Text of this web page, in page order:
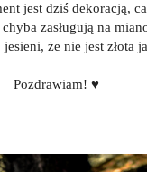
jest dziś dekoracją,
zasługują na
że nie jest złota
Pozdrawiam! ♥